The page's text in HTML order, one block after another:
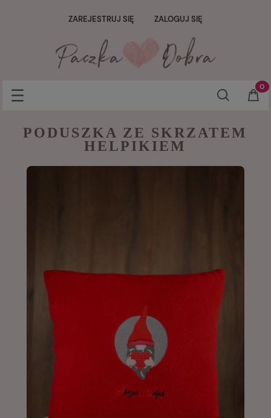
ZAREJESTRUJ SIĘ ZALOGUJ SIĘ
PODUSZKA ZE SKRZATEM
HELPIKIEM